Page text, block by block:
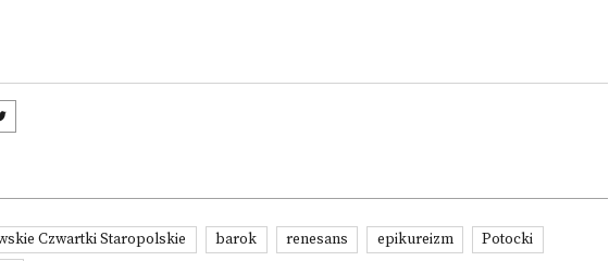
Czwartki Staropolskie barok renesans epikureizm
Potocki